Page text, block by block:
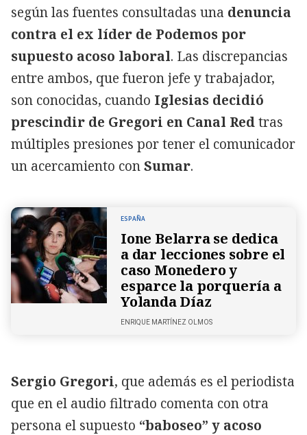
según las fuentes consultadas una denuncia
contra el ex líder de Podemos por
supuesto acoso laboral. Las discrepancias
entre ambos, que fueron jefe y trabajador,
son conocidas, cuando Iglesias decidió
prescindir de Gregori en Canal Redtras
múltiples presiones por tener el comunicador
un acercamiento conSumar.
ESPAÑA
Ione Belarra se dedica
a dar lecciones sobre el
caso Monedero y
esparce la porquería a
Yolanda Díaz
ENRIQUE MARTÍNEZ OLMOS
Sergio Gregori, que además es el periodista
que en el audio filtrado comenta con otra
persona el supuesto “baboseo” y acoso